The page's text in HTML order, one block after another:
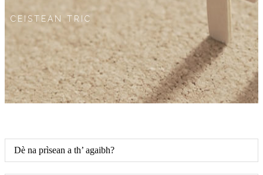
CEISTEAN TRIC
Dè na prìsean a th’ agaibh?